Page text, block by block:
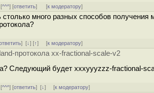
^^^] [ответить] [к модератору]
много разных способов
][↓] [↑] [к модератору]
протокола xx-fractional-scale-v2
Следующий будет xxxyyyzzz-fractional-
^^^] [ответить][↓] [к модератору]